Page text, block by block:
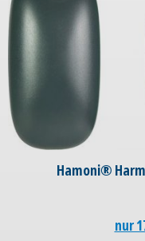
Hamoni®
nur